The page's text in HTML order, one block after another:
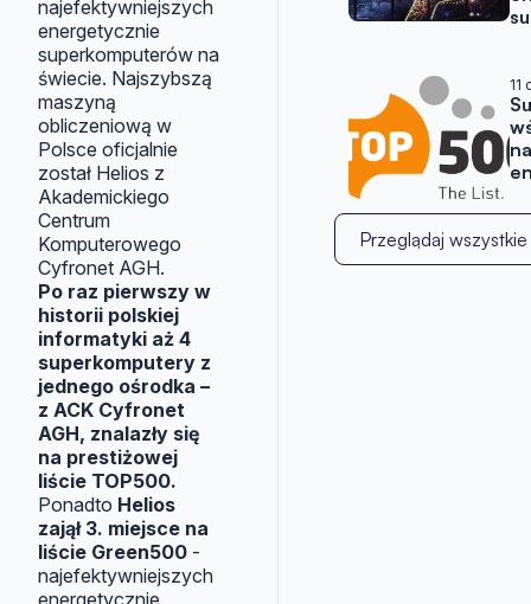
najefektywniejszych
energetycznie
superkomputerów na
świecie. Najszybszą
maszyną
obliczeniową w
Polsce oficjalnie
został Helios z
Akademickiego
Centrum
Komputerowego
Cyfronet AGH.
Po raz pierwszy w
historii polskiej
informatyki aż 4
superkomputery z
jednego ośrodka –
z ACK Cyfronet
AGH, znalazły się
na prestiżowej
liście TOP500.
Ponadto Helios
zajął 3. miejsce na
liście Green500 -
najefektywniejszych
energetycznie
11
Przeglądaj wszystkie